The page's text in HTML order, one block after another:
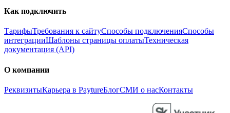
Как подключить
ТарифыТребования к сайтуСпособы подключенияСпособы
интеграцииШаблоны страницы оплатыТехническая
документация (API)
О компании
РеквизитыКарьера в PaytureБлогСМИ о насКонтакты